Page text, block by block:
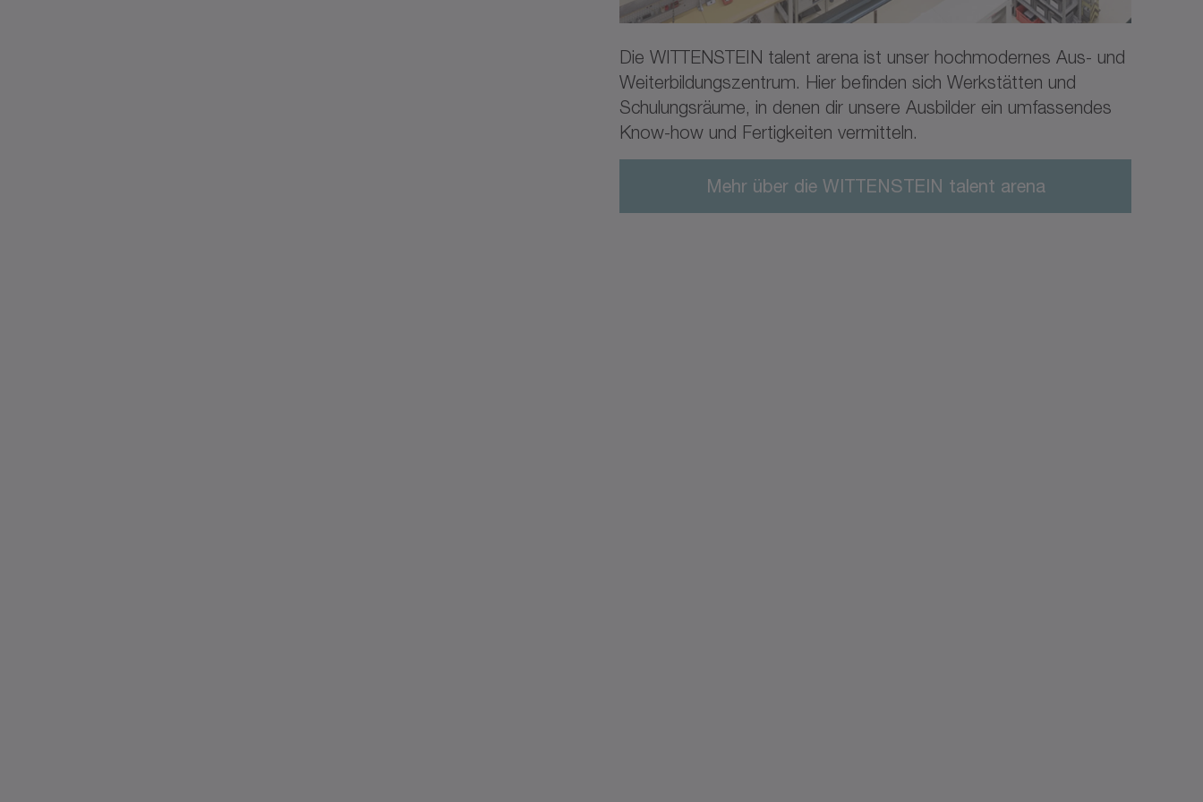
Die WITTENSTEIN talent arena ist unser hochmodernes Aus- und
Weiterbildungszentrum. Hier befinden sich Werkstätten und
Schulungsräume, in denen dir unsere Ausbilder ein umfassendes
Know-how und Fertigkeiten vermitteln.
Mehr über die WITTENSTEIN talent arena